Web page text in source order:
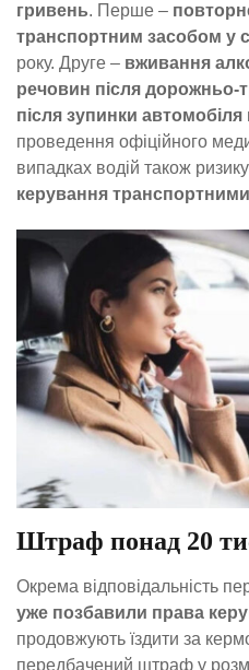
гривень. Перше –
транспортним засобом у
року. Друге – вживання
речовин після дорожньо-
після зупинки
проведення офіційного
випадках водій також
керування
Штраф понад 20
Окрема відповідальність
уже позбавили права
продовжують їздити за
передбачений штраф у